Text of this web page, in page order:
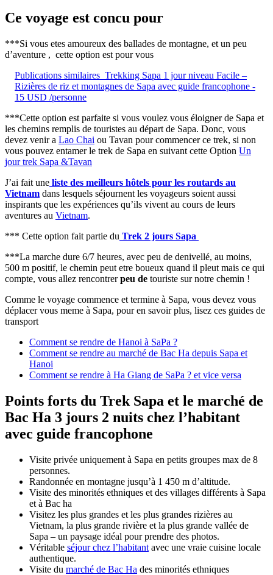
Ce voyage est concu pour
***Si vous etes amoureux des ballades de montagne, et un peu
d’aventure , cette option est pour vous
Publications similaires Trekking Sapa 1 jour niveau Facile –
Rizières de riz et montagnes de Sapa avec guide francophone -
15 USD /personne
***Cette option est parfaite si vous voulez vous éloigner de Sapa et
les chemins remplis de touristes au départ de Sapa. Donc, vous
devez venir a Lao Chai ou Tavan pour commencer ce trek, si non
vous pouvez entamer le trek de Sapa en suivant cette Option Un
jour trek Sapa &Tavan
J’ai fait une liste des meilleurs hôtels pour les routards au
Vietnam dans lesquels séjournent les voyageurs soient aussi
inspirants que les expériences qu’ils vivent au cours de leurs
aventures au Vietnam.
*** Cette option fait partie du Trek 2 jours Sapa
***La marche dure 6/7 heures, avec peu de denivellé, au moins,
500 m positif, le chemin peut etre boueux quand il pleut mais ce qui
compte, vous allez rencontrerpeu de touriste sur notre chemin !
Comme le voyage commence et termine à Sapa, vous devez vous
déplacer vous meme à Sapa, pour en savoir plus, lisez ces guides de
transport
Comment se rendre de Hanoi à SaPa ?
Comment se rendre au marché de Bac Ha depuis Sapa et
Hanoi
Comment se rendre à Ha Giang de SaPa ? et vice versa
Points forts du Trek Sapa et le marché de
Bac Ha 3 jours 2 nuits chez l’habitant
avec guide francophone
Visite privée uniquement à Sapa en petits groupes max de 8
personnes.
Randonnée en montagne jusqu’à 1 450 m d’altitude.
Visite des minorités ethniques et des villages différents à Sapa
et à Bac ha
Visitez les plus grandes et les plus grandes rizières au
Vietnam, la plus grande rivière et la plus grande vallée de
Sapa – un paysage idéal pour prendre des photos.
Véritable séjour chez l’habitant avec une vraie cuisine locale
authentique.
Visite du marché de Bac Ha des minorités ethniques